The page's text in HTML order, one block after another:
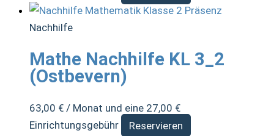
Nachhilfe
Mathe Nachhilfe KL 3_2
(Ostbevern)
63,00 € / Monat und eine 27,00 €
Einrichtungsgebühr
Reservieren